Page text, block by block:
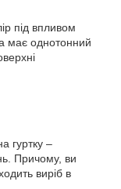
під впливом
має однотонний
гуртку –
Причому, ви
виріб в